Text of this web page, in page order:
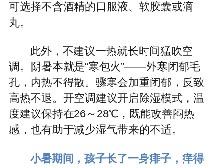
可选择不含酒精的口服液、软胶囊或滴
丸。
此外，不建议一热就长时间猛吹空
调。阴暑本就是“寒包火”——外寒闭郁毛
孔，内热不得散。骤寒会加重闭郁，反致
高热不退。开空调建议开启除湿模式，温
度建议保持在26～28℃，既能改善闷热
感，也有助于减少湿气带来的不适。
小暑期间，孩子长了一身痱子，痒得